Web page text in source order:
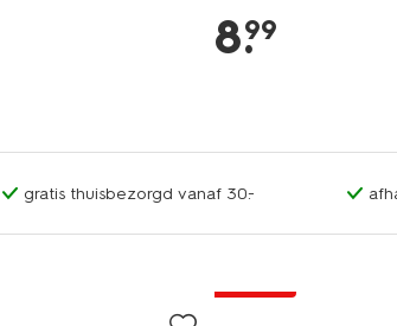
8.
99
gratis thuisbezorgd vanaf 30.-